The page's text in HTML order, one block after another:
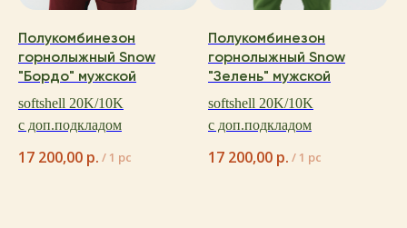
Полукомбинезон
горнолыжный Snow
"Бордо" мужской
softshell 20K/10K
с доп.подкладом
17 200,00 р. / 1 pc
Полукомбинезон
горнолыжный Snow
"Зелень" мужской
softshell 20K/10K
с доп.подкладом
17 200,00 р. / 1 pc